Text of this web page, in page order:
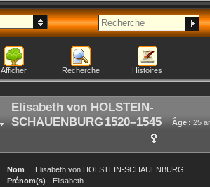
Afficher Recherche Histoires
Elisabeth von HOLSTEIN-
SCHAUENBURG
Âge : 25
1520–1545
Nom Elisabeth von HOLSTEIN-SCHAUENBURG
Prénom(s)
Elisabeth